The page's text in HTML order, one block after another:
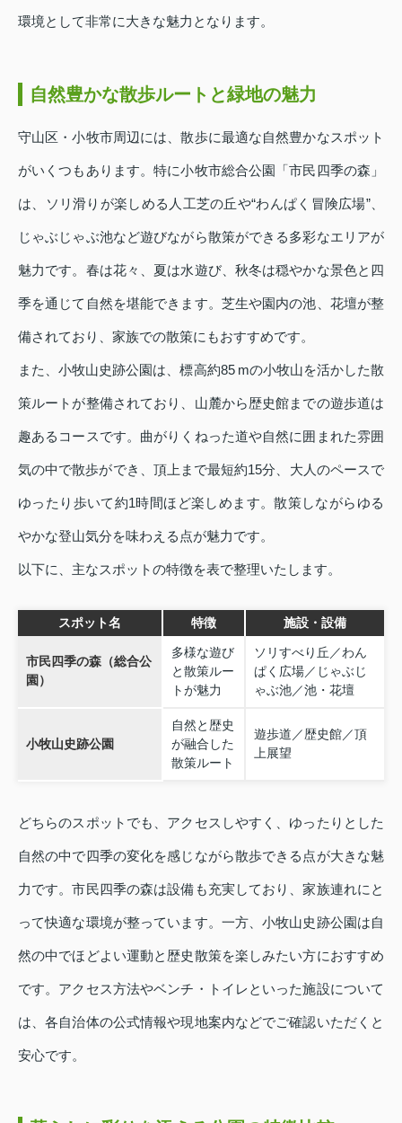
環境として非常に大きな魅力となります。
自然豊かな散歩ルートと緑地の魅力
守山区・小牧市周辺には、散歩に最適な自然豊かなスポット
がいくつもあります。特に小牧市総合公園「市民四季の森」
は、ソリ滑りが楽しめる人工芝の丘や“わんぱく冒険広場”、
じゃぶじゃぶ池など遊びながら散策ができる多彩なエリアが
魅力です。春は花々、夏は水遊び、秋冬は穏やかな景色と四
季を通じて自然を堪能できます。芝生や園内の池、花壇が整
備されており、家族での散策にもおすすめです。
また、小牧山史跡公園は、標高約85 mの小牧山を活かした散
策ルートが整備されており、山麓から歴史館までの遊歩道は
趣あるコースです。曲がりくねった道や自然に囲まれた雰囲
気の中で散歩ができ、頂上まで最短約15分、大人のペースで
ゆったり歩いて約1時間ほど楽しめます。散策しながらゆる
やかな登山気分を味わえる点が魅力です。
以下に、主なスポットの特徴を表で整理いたします。
スポット名 特徴 施設・設備
市民四季の森（総合公
園）
多様な遊び
と散策ルー
トが魅力
ソリすべり丘／わん
ぱく広場／じゃぶじ
ゃぶ池／池・花壇
小牧山史跡公園
自然と歴史
が融合した
散策ルート
遊歩道／歴史館／頂
上展望
どちらのスポットでも、アクセスしやすく、ゆったりとした
自然の中で四季の変化を感じながら散歩できる点が大きな魅
力です。市民四季の森は設備も充実しており、家族連れにと
って快適な環境が整っています。一方、小牧山史跡公園は自
然の中でほどよい運動と歴史散策を楽しみたい方におすすめ
です。アクセス方法やベンチ・トイレといった施設について
は、各自治体の公式情報や現地案内などでご確認いただくと
安心です。